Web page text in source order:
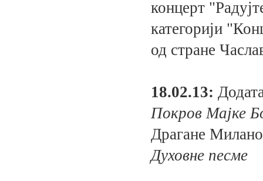
концерт
категорији
од стране
18.02.13:
Покров Мајке
Драгане
Духовне песме